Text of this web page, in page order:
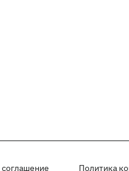
Политика